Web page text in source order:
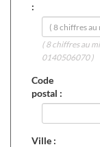
:
( 8 chiffres au
0140506070 )
Code
postal :
Ville :